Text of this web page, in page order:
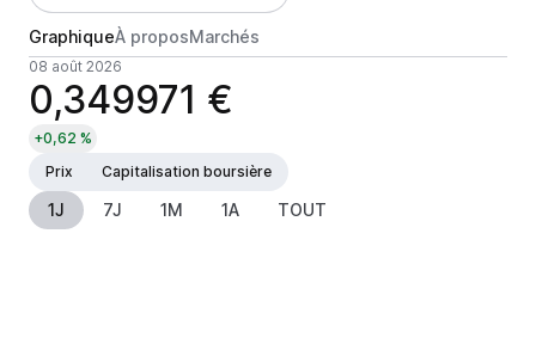
GraphiqueÀ proposMarchés
08 août 2026
0,349971 €
+0,62 %
Prix
Capitalisation boursière
1J 7J 1M 1A TOUT